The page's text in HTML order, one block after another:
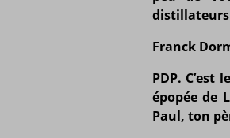
Franck
PDP.
épopée de
Paul, ton